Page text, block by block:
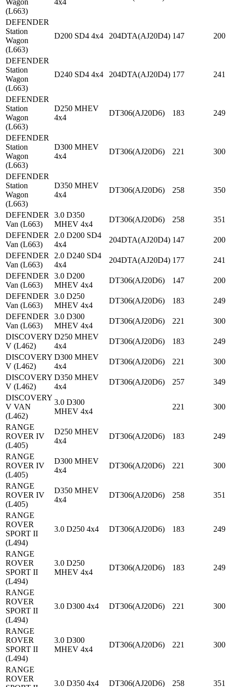
Wagon
(L663)
4x4
DEFENDER
Station
Wagon
(L663)
D200 SD4 4x4 204DTA(AJ20D4) 147 200
DEFENDER
Station
Wagon
(L663)
D240 SD4 4x4 204DTA(AJ20D4) 177 241
DEFENDER
Station
Wagon
(L663)
D250 MHEV
4x4
DT306(AJ20D6) 183 249
DEFENDER
Station
Wagon
(L663)
D300 MHEV
4x4
DT306(AJ20D6) 221 300
DEFENDER
Station
Wagon
(L663)
D350 MHEV
4x4
DT306(AJ20D6) 258 350
DEFENDER
Van (L663)
3.0 D350
MHEV 4x4
DT306(AJ20D6) 258
351
DEFENDER
Van (L663)
2.0 D200 SD4
4x4
204DTA(AJ20D4) 147
200
DEFENDER
Van (L663)
2.0 D240 SD4
4x4
204DTA(AJ20D4) 177
241
DEFENDER
Van (L663)
3.0 D200
MHEV 4x4
DT306(AJ20D6) 147
200
DEFENDER
Van (L663)
3.0 D250
MHEV 4x4
DT306(AJ20D6) 183
249
DEFENDER
Van (L663)
3.0 D300
MHEV 4x4
DT306(AJ20D6) 221
300
DISCOVERY
V (L462)
D250 MHEV
4x4
DT306(AJ20D6) 183
249
DISCOVERY
V (L462)
D300 MHEV
4x4
DT306(AJ20D6) 221
300
DISCOVERY
V (L462)
D350 MHEV
4x4
DT306(AJ20D6) 257
349
DISCOVERY
V VAN
(L462)
3.0 D300
MHEV 4x4
221 300
RANGE
ROVER IV
(L405)
D250 MHEV
4x4
DT306(AJ20D6) 183 249
RANGE
ROVER IV
(L405)
D300 MHEV
4x4
DT306(AJ20D6) 221 300
RANGE
ROVER IV
(L405)
D350 MHEV
4x4
DT306(AJ20D6) 258 351
RANGE
ROVER
SPORT II
(L494)
3.0 D250 4x4 DT306(AJ20D6) 183 249
RANGE
ROVER
SPORT II
(L494)
3.0 D250
MHEV 4x4
DT306(AJ20D6) 183 249
RANGE
ROVER
SPORT II
(L494)
3.0 D300 4x4 DT306(AJ20D6) 221 300
RANGE
ROVER
SPORT II
(L494)
3.0 D300
MHEV 4x4
DT306(AJ20D6) 221 300
RANGE
ROVER
3.0 D350 4x4 DT306(AJ20D6) 258 351